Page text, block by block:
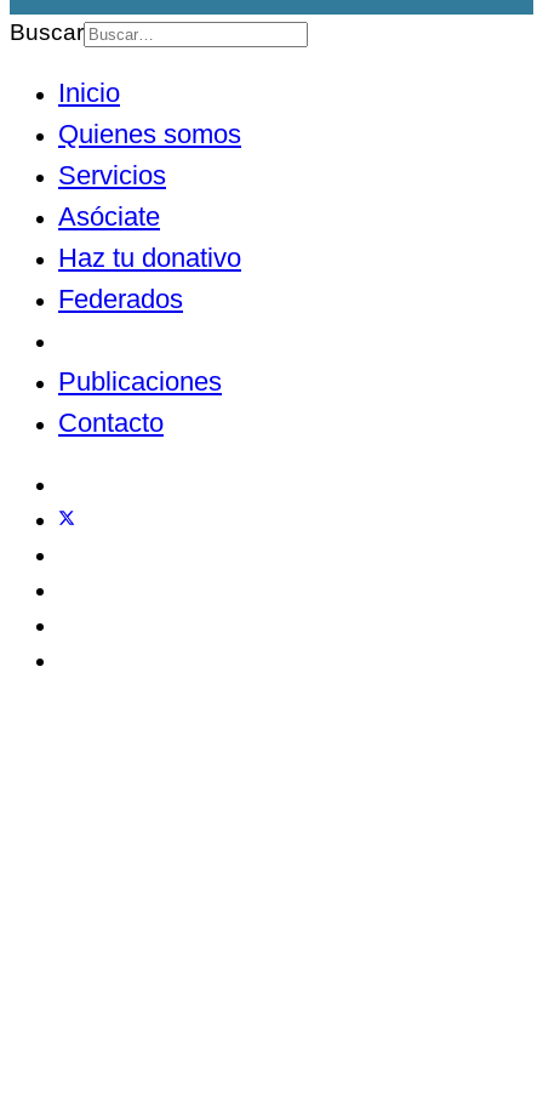
Buscar
Inicio
Quienes somos
Servicios
Asóciate
Haz tu donativo
Federados
Publicaciones
Contacto